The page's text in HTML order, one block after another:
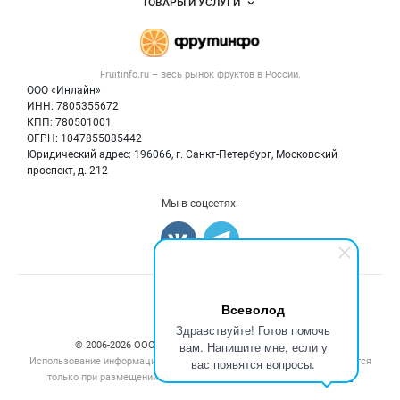
Всеволод
Здравствуйте! Готов помочь
вам. Напишите мне, если у
вас появятся вопросы.
Fruitinfo.ru – весь рынок фруктовв России.
ООО «Инлайн»
ИНН: 7805355672
КПП: 780501001
ОГРН: 1047855085442
Юридический адрес: 196066, г. Санкт-Петербург, Московский
проспект, д. 212
Размещение рекламы
Публичная оферта
Контактная информация
Политика обработки персональных данных
Новости рынка
ТОВАРЫ И УСЛУГИ
Готовая продукция
Овощи
Фрукты
Мы в соцсетях:
Счетчики, авторское право, логотипы
© 2006‑2026 ООО “Инлайн”. 12+ Все права защищены.
Использование информации, размещенной на данном сайте, допускается
только при размещении активной гиперссылки на сайт
fruitinfo.ru